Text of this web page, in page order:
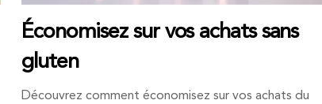
Économisez sur vos achats sans
gluten
Découvrez comment économisez sur vos achats du